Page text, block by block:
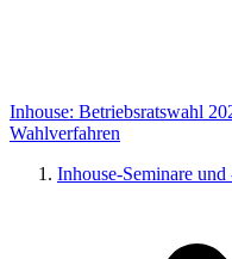
Inhouse: Betriebsratswahl
Wahlverfahren
Inhouse-Seminare und